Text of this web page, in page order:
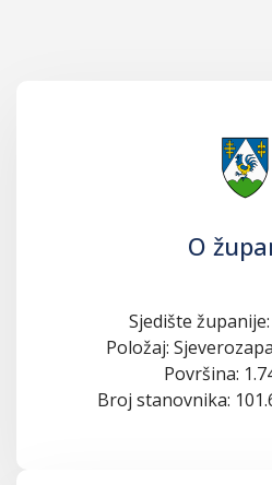
O
Sjedište
Položaj:
Površina:
Broj stanovnika: